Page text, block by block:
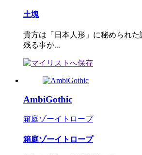
土塊
貴方は「日本人形」に秘められた
残る事が...
AmbiGothic
箱庭ゾーイトロープ
箱庭ゾーイトロープ